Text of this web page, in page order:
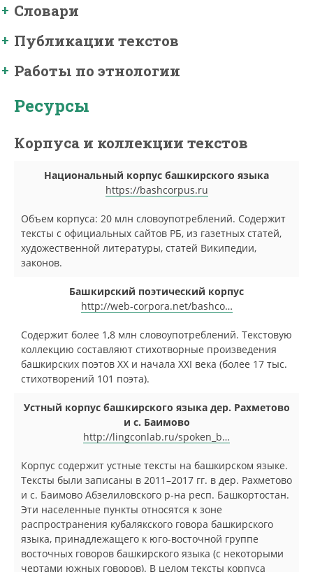
Словари
Публикации текстов
Работы по этнологии
Ресурсы
Корпуса и коллекции текстов
Национальный корпус башкирского языка
https://bashcorpus.ru
Объем корпуса: 20 млн словоупотреблений. Содержит
тексты с официальных сайтов РБ, из газетных статей,
художественной литературы, статей Википедии,
законов.
Башкирский поэтический корпус
http://web-corpora.net/bashco…
Содержит более 1,8 млн словоупотреблений. Текстовую
коллекцию составляют стихотворные произведения
башкирских поэтов XX и начала XXI века (более 17 тыс.
стихотворений 101 поэта).
Устный корпус башкирского языка дер. Рахметово
и с. Баимово
http://lingconlab.ru/spoken_b…
Корпус содержит устные тексты на башкирском языке.
Тексты были записаны в 2011–2017 гг. в дер. Рахметово
и с. Баимово Абзелиловского р-на респ. Башкортостан.
Эти населенные пункты относятся к зоне
распространения кубалякского говора башкирского
языка, принадлежащего к юго-восточной группе
восточных говоров башкирского языка (с некоторыми
чертами южных говоров). В целом тексты корпуса